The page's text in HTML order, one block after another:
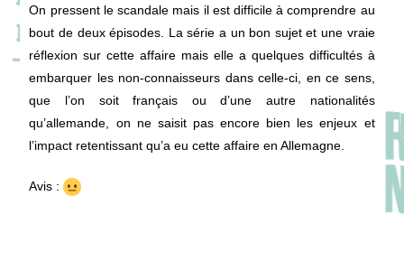
On pressent le scandale mais il est difficile à comprendre au
bout de deux épisodes. La série a un bon sujet et une vraie
réflexion sur cette affaire mais elle a quelques difficultés à
embarquer les non-connaisseurs dans celle-ci, en ce sens,
que l’on soit français ou d’une autre nationalités
qu’allemande, on ne saisit pas encore bien les enjeux et
l’impact retentissant qu’a eu cette affaire en Allemagne.
Avis :